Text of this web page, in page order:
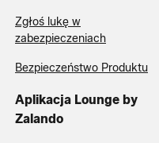
Zgłoś lukę w
zabezpieczeniach
Bezpieczeństwo Produktu
Aplikacja Lounge by
Zalando